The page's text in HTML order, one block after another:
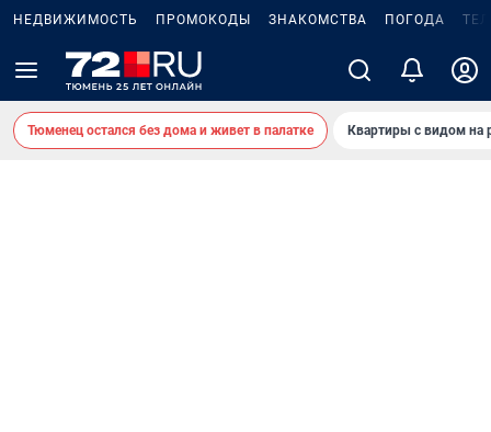
НЕДВИЖИМОСТЬ ПРОМОКОДЫ ЗНАКОМСТВА ПОГОДА
Тюменец остался без дома и живет в палатке Квартиры с видом на